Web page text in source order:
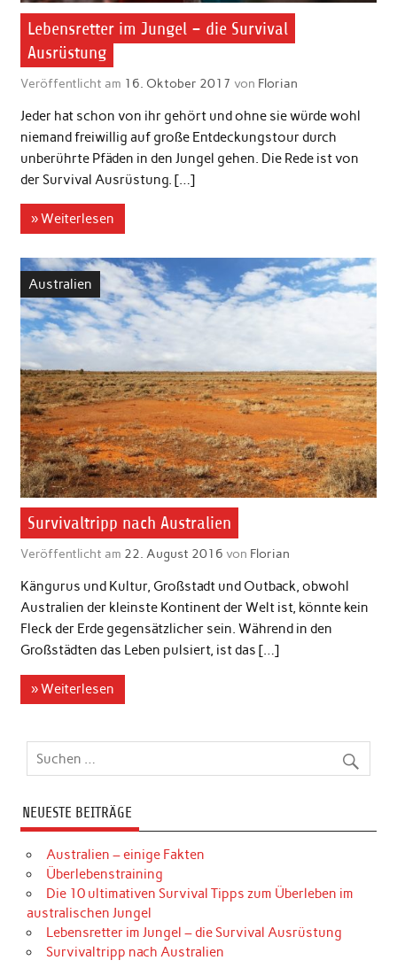
Lebensretter im Jungel – die Survival
Ausrüstung
Veröffentlicht am 16. Oktober 2017 von Florian
Jeder hat schon von ihr gehört und ohne sie würde wohl
niemand freiwillig auf große Entdeckungstour durch
unberührte Pfäden in den Jungel gehen. Die Rede ist von
der Survival Ausrüstung. […]
» Weiterlesen
Australien
Survivaltripp nach Australien
Veröffentlicht am 22. August 2016 von Florian
Kängurus und Kultur, Großstadt und Outback, obwohl
Australien der kleinste Kontinent der Welt ist, könnte kein
Fleck der Erde gegensätzlicher sein. Während in den
Großstädten das Leben pulsiert, ist das […]
» Weiterlesen
NEUESTE BEITRÄGE
Australien – einige Fakten
Überlebenstraining
Die 10 ultimativen Survival Tipps zum Überleben im
australischen Jungel
Lebensretter im Jungel – die Survival Ausrüstung
Survivaltripp nach Australien